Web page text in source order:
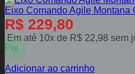
Eixo Comando Agile Montana
R$ 229,80
Em até 10x de R$ 22,98 sem
Pix
Adicionar ao carrinho